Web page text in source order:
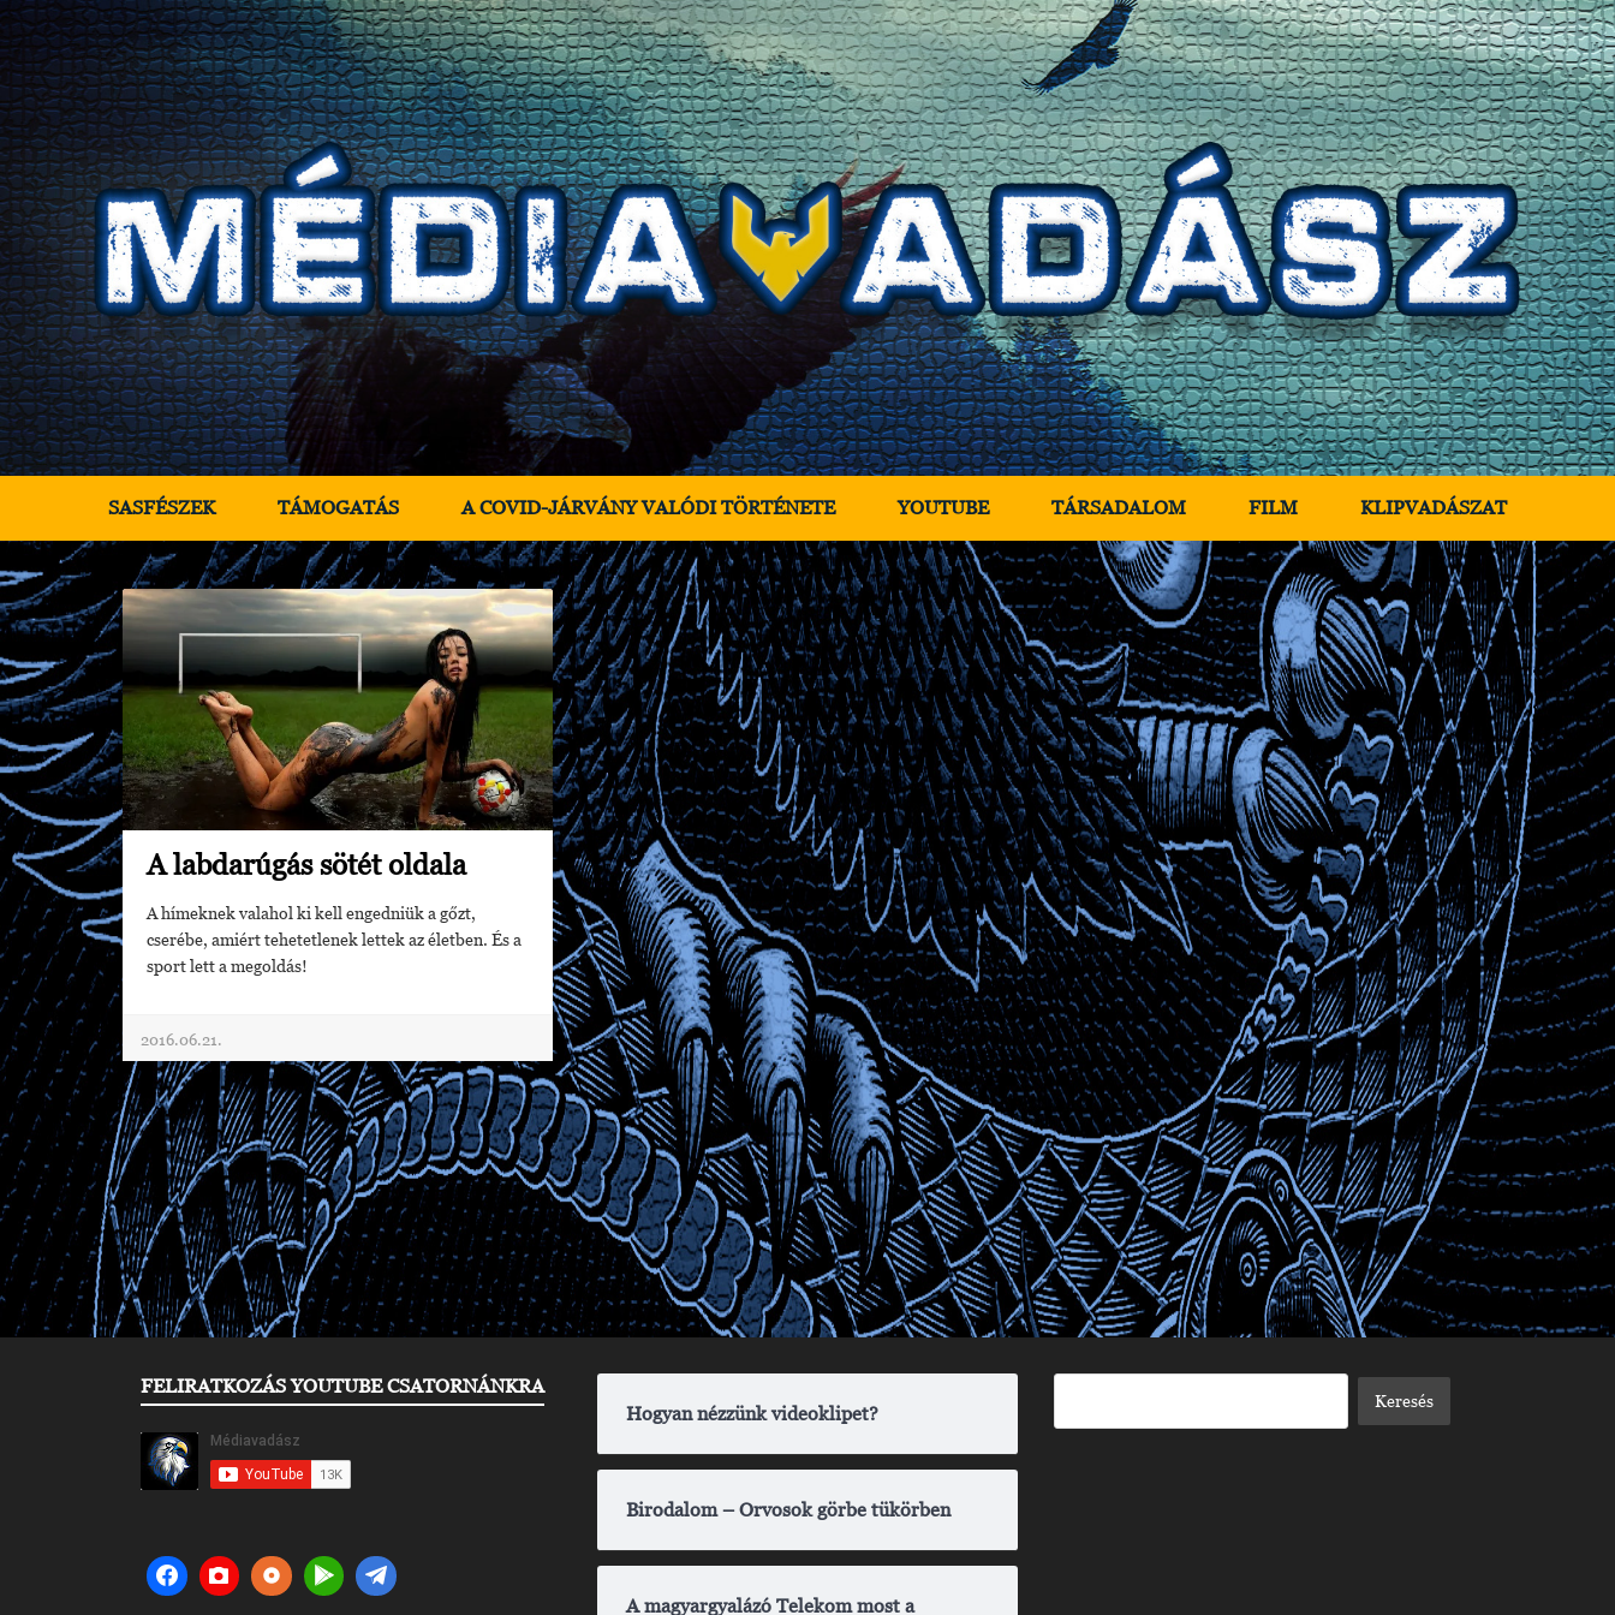
SASFÉSZEK TÁMOGATÁS A COVID-JÁRVÁNY VALÓDI TÖRTÉNETE YOUTUBE TÁRSADALOM FILM KLIPVADÁSZAT
A labdarúgás sötét oldala
A hímeknek valahol ki kell engedniük a gőzt,
cserébe, amiért tehetetlenek lettek az életben. És a
sport lett a megoldás!
2016.06.21.
FELIRATKOZÁS YOUTUBE CSATORNÁNKRA
Hogyan nézzünk videoklipet?
Birodalom – Orvosok görbe tükörben
A magyargyalázó Telekom most a